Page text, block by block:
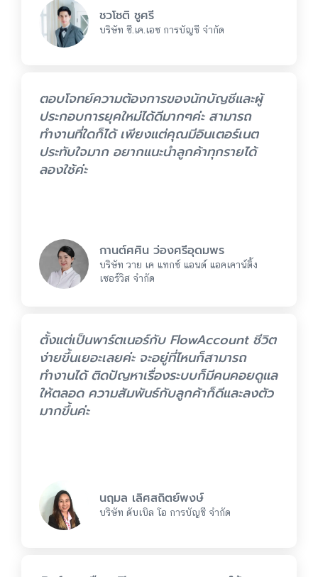
ชวโชติ ชูศรี
บริษัท ซี.เค.เอซ การบัญชี จำกัด
ตอบโจทย์ความต้องการของนักบัญชีและผู้
ประกอบการยุคใหม่ได้ดีมากๆค่ะ สามารถ
ทำงานที่ใดก็ได้ เพียงแต่คุณมีอินเตอร์เนต
ประทับใจมาก อยากแนะนำลูกค้าทุกรายได้
ลองใช้ค่ะ
กานต์ศศิน ว่องศรีอุดมพร
บริษัท วาย เค แทกซ์ แอนด์ แอคเคาน์ติ้ง
เซอร์วิส จำกัด
ตั้งแต่เป็นพาร์ตเนอร์กับ FlowAccount ชีวิต
ง่ายขึ้นเยอะเลยค่ะ จะอยู่ที่ไหนก็สามารถ
ทำงานได้ ติดปัญหาเรื่องระบบก็มีคนคอยดูแล
ให้ตลอด ความสัมพันธ์กับลูกค้าก็ดีและลงตัว
มากขึ้นค่ะ
นฤมล เลิศสถิตย์พงษ์
บริษัท ดับเบิล โอ การบัญชี จำกัด